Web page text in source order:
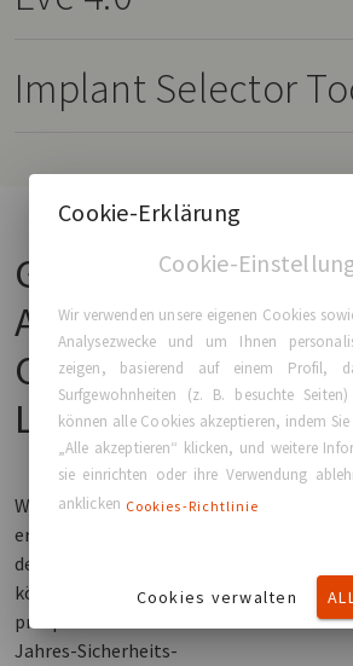
Implant Selector
GC
Aesthetics®-
Chirurgische
Lösungen
Wir entwickeln und
erzeugen Produkte,
denen Sie vertrauen
können, mit
prospektiven 10-
Jahres-Sicherheits-
Cookie-Erklärung
Cookie-
Wir verwenden unsere eigenen Cookies
Analysezwecke und um Ihnen
zeigen, basierend auf einem Profil,
Surfgewohnheiten (z. B. besuchte
können alle Cookies akzeptieren, indem
„Alle akzeptieren“ klicken, und weitere
sie einrichten oder ihre Verwendung
anklicken Cookies-Richtlinie
Cookies verwalten